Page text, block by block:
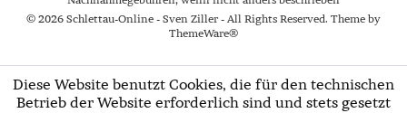
© 2026 Schlettau-Online - Sven Ziller - All Rights Reserved. Theme by
ThemeWare®
Diese Website benutzt Cookies, die für den technischen
Betrieb der Website erforderlich sind und stets gesetzt